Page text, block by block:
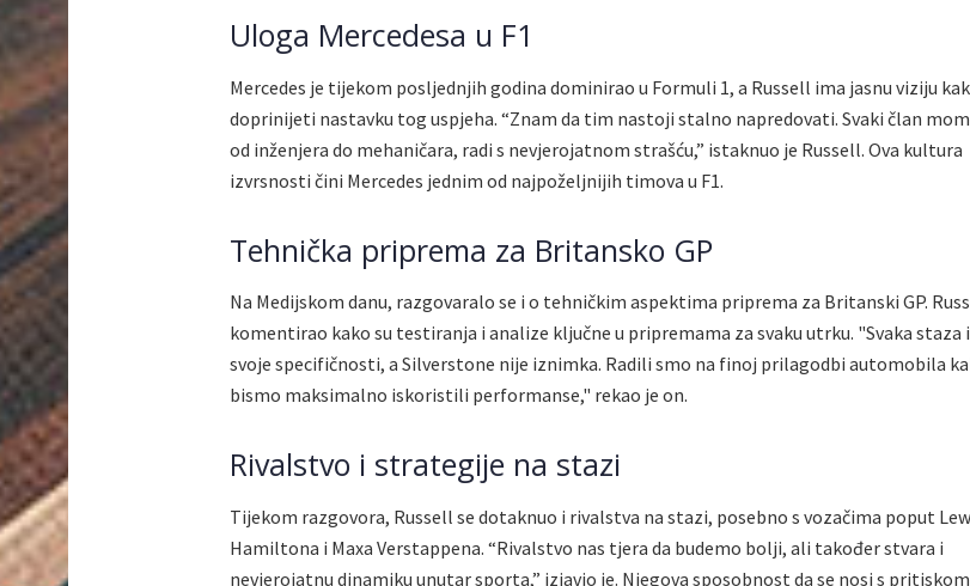
Uloga Mercedesa u F1
Mercedes je tijekom posljednjih godina dominirao u Formuli 1, a Russell ima jasnu viziju
doprinijeti nastavku tog uspjeha. “Znam da tim nastoji stalno napredovati. Svaki član
od inženjera do mehaničara, radi s nevjerojatnom strašću,” istaknuo je Russell. Ova kultura
izvrsnosti čini Mercedes jednim od najpoželjnijih timova u F1.
Tehnička priprema za Britansko GP
Na Medijskom danu, razgovaralo se i o tehničkim aspektima priprema za Britanski GP.
komentirao kako su testiranja i analize ključne u pripremama za svaku utrku. "Svaka staza
svoje specifičnosti, a Silverstone nije iznimka. Radili smo na finoj prilagodbi automobila
bismo maksimalno iskoristili performanse," rekao je on.
Rivalstvo i strategije na stazi
Tijekom razgovora, Russell se dotaknuo i rivalstva na stazi, posebno s vozačima poput
Hamiltona i Maxa Verstappena. “Rivalstvo nas tjera da budemo bolji, ali također stvara i
nevjerojatnu dinamiku unutar sporta,” izjavio je. Njegova sposobnost da se nosi s